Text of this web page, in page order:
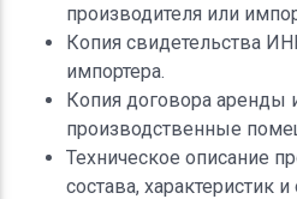
производителя или
Копия свидетельства
импортера.
Копия договора аренды
производственные
Техническое описание
состава, характеристик